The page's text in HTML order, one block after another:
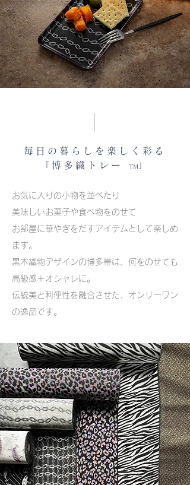
毎日の暮らしを楽しく彩る
「博多織トレー
TM 」
お気に入りの小物を並べたり
美味しいお菓子や食べ物をのせて
お部屋に華やぎをだすアイテムとして楽しめ
ます。
黒木織物デザインの博多帯は、何をのせても
高級感＋オシャレに。
​伝統美と利便性を融合させた、オンリーワン
の逸品です。